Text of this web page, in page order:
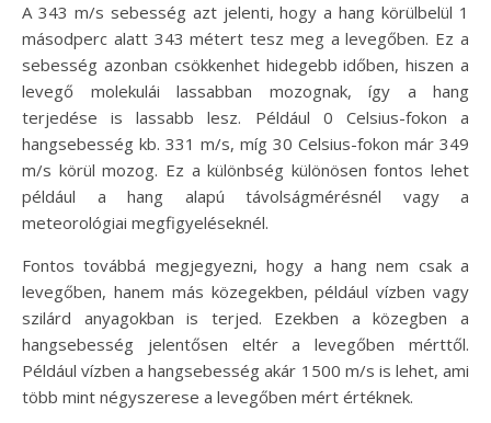
A 343 m/s sebesség azt jelenti, hogy a hang körülbelül 1
másodperc alatt 343 métert tesz meg a levegőben. Ez a
sebesség azonban csökkenhet hidegebb időben, hiszen a
levegő molekulái lassabban mozognak, így a hang
terjedése is lassabb lesz. Például 0 Celsius-fokon a
hangsebesség kb. 331 m/s, míg 30 Celsius-fokon már 349
m/s körül mozog. Ez a különbség különösen fontos lehet
például a hang alapú távolságmérésnél vagy a
meteorológiai megfigyeléseknél.
Fontos továbbá megjegyezni, hogy a hang nem csak a
levegőben, hanem más közegekben, például vízben vagy
szilárd anyagokban is terjed. Ezekben a közegben a
hangsebesség jelentősen eltér a levegőben mérttől.
Például vízben a hangsebesség akár 1500 m/s is lehet, ami
több mint négyszerese a levegőben mért értéknek.